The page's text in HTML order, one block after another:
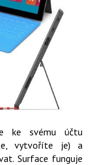
ke svému účtu
vytvoříte je) a
Surface funguje